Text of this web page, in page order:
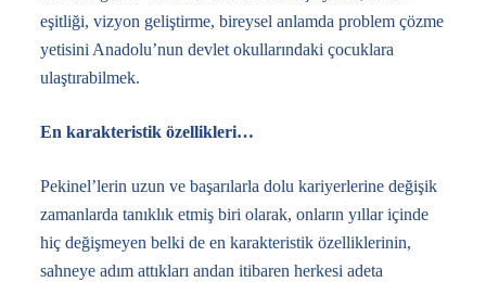
eşitliği, vizyon geliştirme, bireysel anlamda problem çözme
yetisini Anadolu’nun devlet okullarındaki çocuklara
ulaştırabilmek.
En karakteristik özellikleri…
Pekinel’lerin uzun ve başarılarla dolu kariyerlerine değişik
zamanlarda tanıklık etmiş biri olarak, onların yıllar içinde
hiç değişmeyen belki de en karakteristik özelliklerinin,
sahneye adım attıkları andan itibaren herkesi adeta